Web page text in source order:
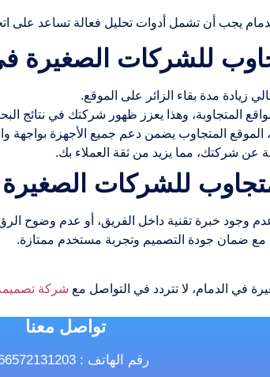
يجب أن تشمل أدوات تحليل فعالة تساعد على
للشركات الصغيرة
زيادة مدة بقاء الزائر على الموقع.
المتجاوبة، وهذا يعزز ظهور شركتك في نتائج
المتجاوب يضمن دعم جميع الأجهزة بواجهة
شركتك، مما يزيد من ثقة العملاء بك.
للشركات
وجود خبرة تقنية داخل الفريق، أو عدم وضوح
مع ضمان جودة التصميم وتجربة مستخدم ممتازة.
في الدمام، لا تتردد في التواصل مع شركة
تواصل معنا
رقم الهاتف : ‎+966572131203